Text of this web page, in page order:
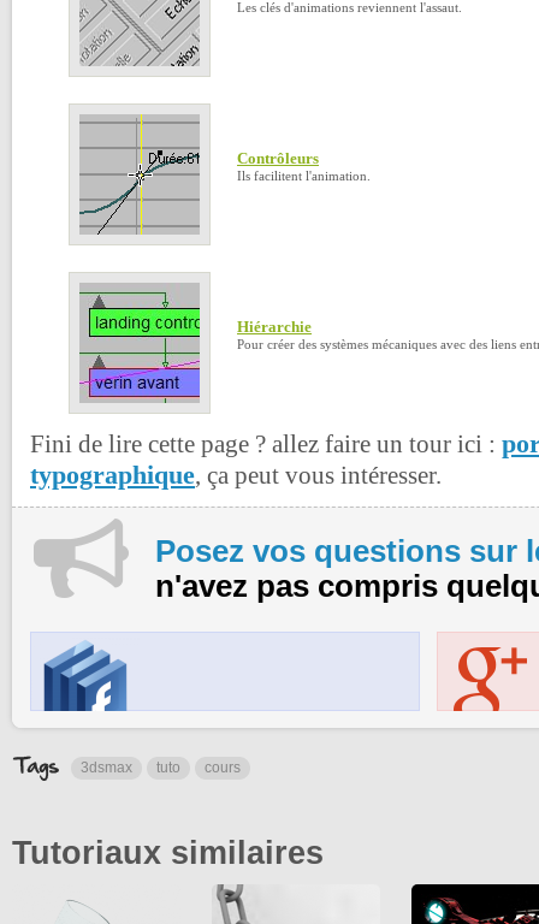
Les clés d'animations reviennent l'assaut.
Contrôleurs
Ils facilitent l'animation.
Hiérarchie
Pour créer des systèmes mécaniques avec des liens
Fini de lire cette page ? allez faire un tour ici :
typographique, ça peut vous intéresser.
Posez vos questions sur
n'avez pas compris
3dsmax tuto cours
Tutoriaux similaires